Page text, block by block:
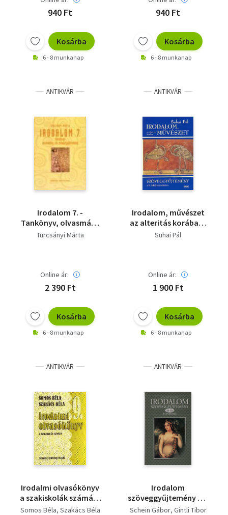
940 Ft
Kosárba
6 - 8 munkanap
940 Ft
Kosárba
6 - 8 munkanap
ANTIKVÁR
Irodalom 7. -
Tankönyv, olvasmány
és feladatgyűjtemény
Turcsányi Márta
Online ár:
2 390 Ft
Kosárba
6 - 8 munkanap
ANTIKVÁR
Irodalom, művészet
az alteritás korában-
szöveggyűjt. a 9.évf.
Suhai Pál
Online ár:
1 900 Ft
Kosárba
6 - 8 munkanap
ANTIKVÁR
Irodalmi olvasókönyv
a szakiskolák számára
- 12555
Somos Béla Szakács Béla
ANTIKVÁR
Irodalom
szöveggyűjtemény 15-
16 éveseknek
Schein Gábor Gintli Tibor